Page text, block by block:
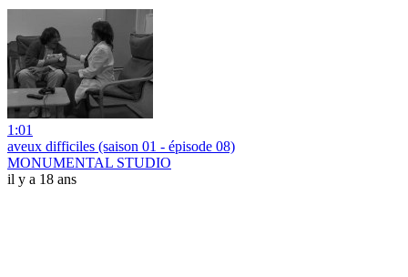
1:01
aveux difficiles (saison 01 - épisode 08)
MONUMENTAL STUDIO
il y a 18 ans